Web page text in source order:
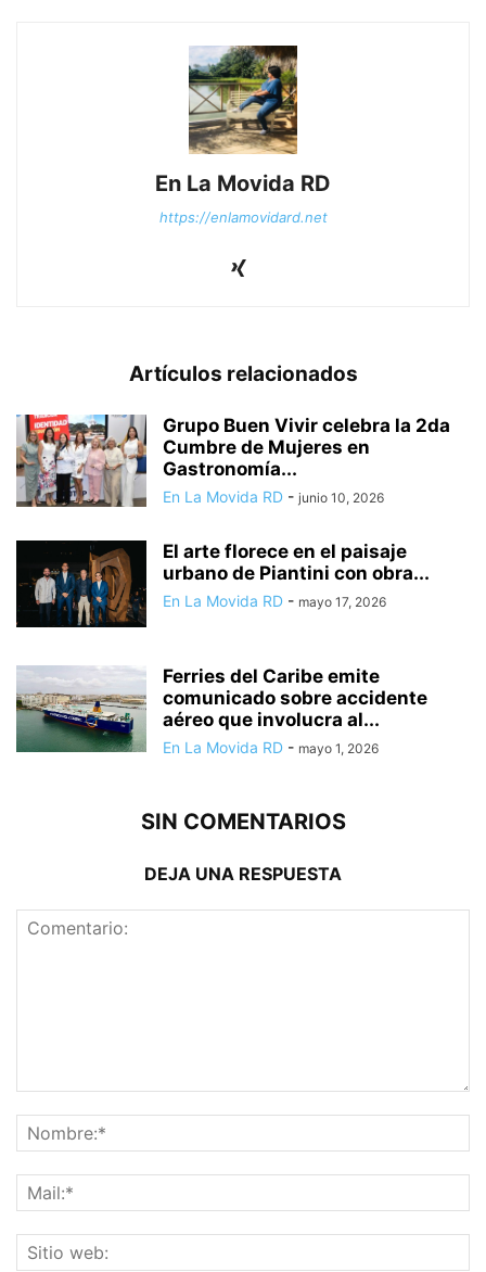
En La Movida RD
https://enlamovidard.net
Artículos relacionados
Grupo Buen Vivir celebra la 2da
Cumbre de Mujeres en
Gastronomía...
En La Movida RD - junio 10, 2026
El arte florece en el paisaje
urbano de Piantini con obra...
En La Movida RD - mayo 17, 2026
Ferries del Caribe emite
comunicado sobre accidente
aéreo que involucra al...
En La Movida RD - mayo 1, 2026
SIN COMENTARIOS
DEJA UNA RESPUESTA